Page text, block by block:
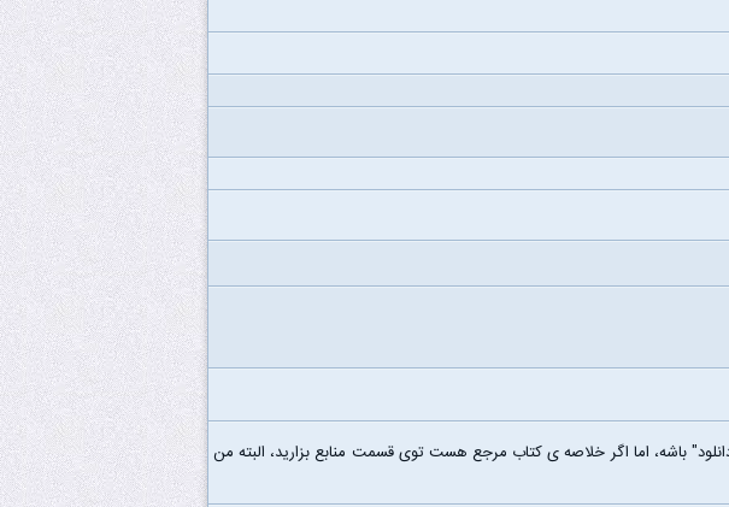
باشه، اما اگر خلاصه ی کتاب مرجع هست توی قسمت منابع بزارید، البته من